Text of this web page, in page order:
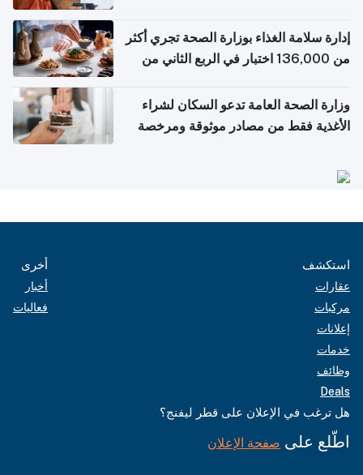
إدارة سلامة الغذاء بوزارة الصحة تجري أكثر
من 136,000 اختبار في الربع الثاني من
وزارة الصحة العامة تدعو السكان لشراء
الأغذية فقط من مصادر موثوقة ومرخصة
استكشف
عقارات
مركبات
إعلانات
خدمات
وظائف
Deals
أخرى
أخبار
فعاليات
هل ترغب في الإعلان على قطر ليفنج؟
اطّلع على صفحة الإعلان